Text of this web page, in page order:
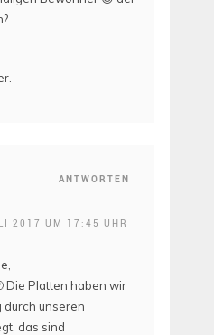
ANTWORTEN
2017 UM 17:45 UHR
Die Platten haben wir
durch unseren
das sind